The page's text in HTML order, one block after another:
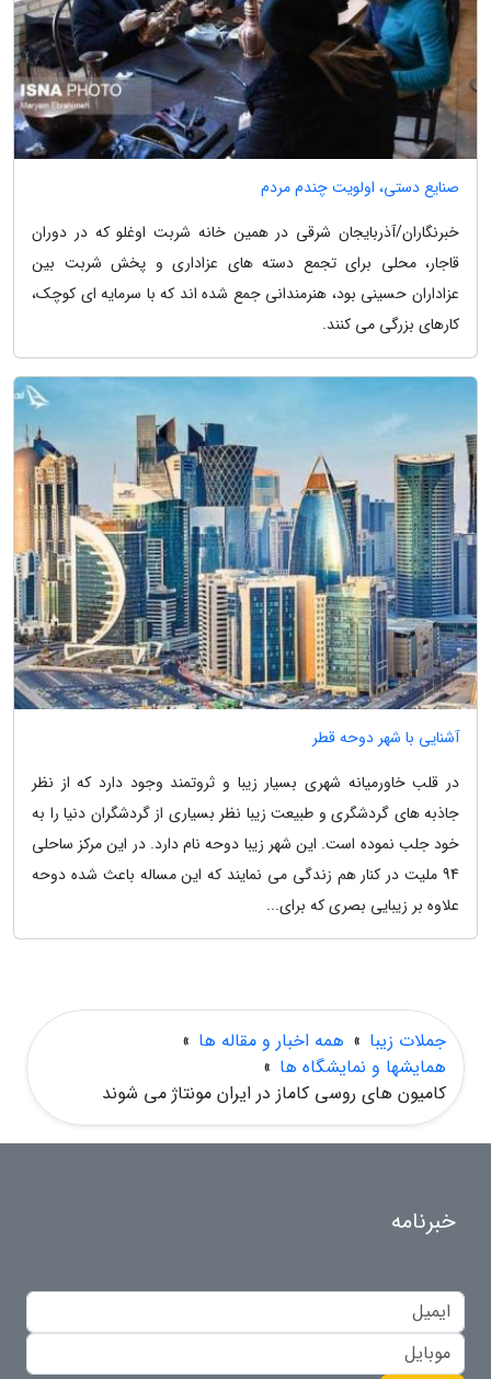
صنایع دستی، اولویت چندم مردم
خبرنگاران/آذربایجان شرقی در همین خانه شربت اوغلو که در دوران
قاجار، محلی برای تجمع دسته های عزاداری و پخش شربت بین
عزاداران حسینی بود، هنرمندانی جمع شده اند که با سرمایه ای کوچک،
کارهای بزرگی می کنند.
آشنایی با شهر دوحه قطر
در قلب خاورمیانه شهری بسیار زیبا و ثروتمند وجود دارد که از نظر
جاذبه های گردشگری و طبیعت زیبا نظر بسیاری از گردشگران دنیا را به
خود جلب نموده است. این شهر زیبا دوحه نام دارد. در این مرکز ساحلی
94 ملیت در کنار هم زندگی می نمایند که این مساله باعث شده دوحه
علاوه بر زیبایی بصری که برای...
جملات زیبا » همه اخبار و مقاله ها »
همایشها و نمایشگاه ها »
کامیون های روسی کاماز در ایران مونتاژ می شوند
خبرنامه